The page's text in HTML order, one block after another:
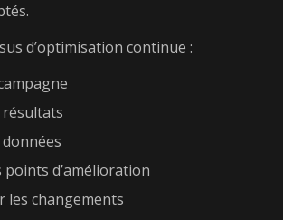
d’optimisation continue :
d’amélioration
les changements